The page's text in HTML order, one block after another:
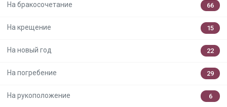
На бракосочетание 66
На крещение 15
На новый год 22
На погребение 29
На рукоположение 6